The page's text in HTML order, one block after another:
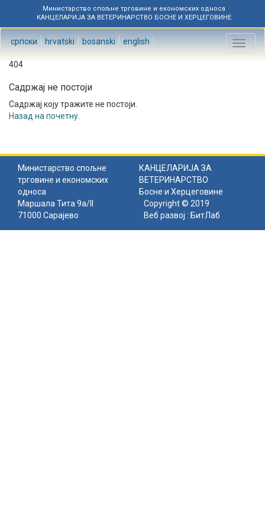
Министарство спољне трговине и економских односа
КАНЦЕЛАРИЈА ЗА ВЕТЕРИНАРСТВО БОСНЕ И ХЕРЦЕГОВИНЕ
српски hrvatski bosanski english
Toggle
404
Садржај не постоји
Садржај коју тражите не постоји.
Назад на почетну
Министарство спољне
трговине и економских
односа
КАНЦЕЛАРИЈА ЗА
ВЕТЕРИНАРСТВО
Босне и Херцеговине
Маршала Тита 9а/II
71000 Сарајево
Copyright © 2019
Веб развој : БитЛаб